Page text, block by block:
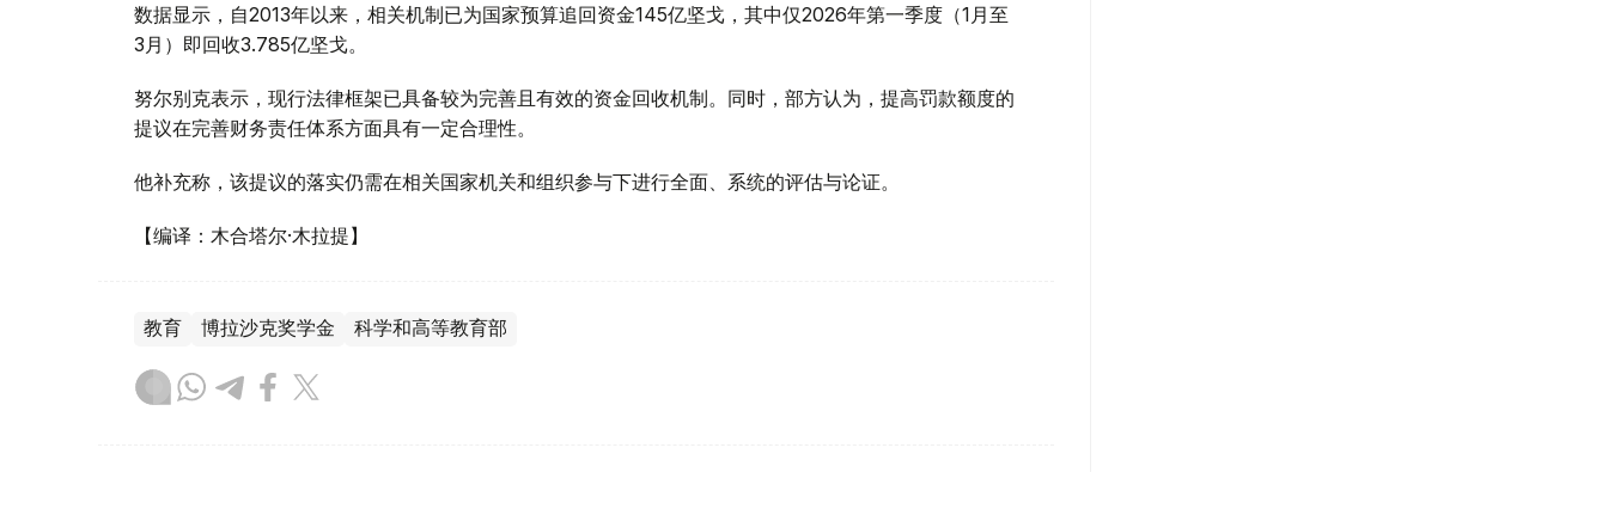
数据显示，自2013年以来，相关机制已为国家预算追回资金145亿坚戈，其中仅2026年第一季度（1月至
3月）即回收3.785亿坚戈。
努尔别克表示，现行法律框架已具备较为完善且有效的资金回收机制。同时，部方认为，提高罚款额度的
提议在完善财务责任体系方面具有一定合理性。
他补充称，该提议的落实仍需在相关国家机关和组织参与下进行全面、系统的评估与论证。
【编译：木合塔尔·木拉提】
教育 博拉沙克奖学金 科学和高等教育部